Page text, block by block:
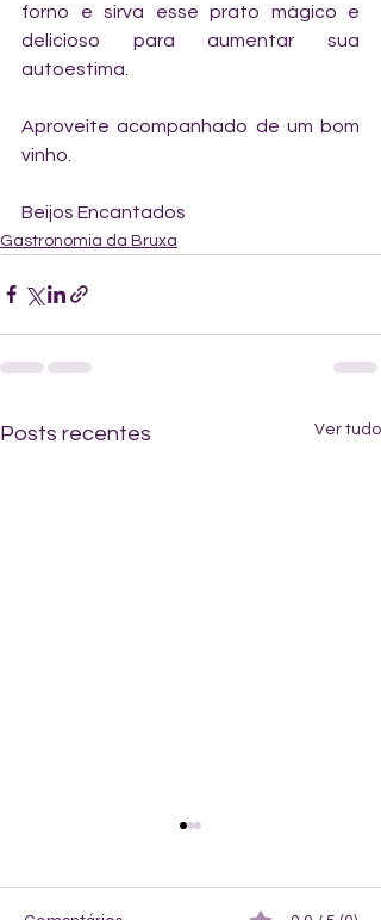
forno e sirva esse prato mágico e
delicioso para aumentar sua
autoestima.
Aproveite acompanhado de um bom
vinho.
Beijos Encantados
Gastronomia da Bruxa
Posts recentes Ver tudo